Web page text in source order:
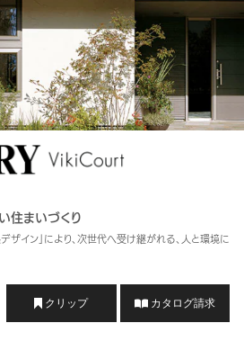
見学
戦略
がい福祉施設
アスマチ-）
事業
サポート）
住まいづくり
ザイン」により、次世代へ受け継がれる、人と環境に
クリップ カタログ請求